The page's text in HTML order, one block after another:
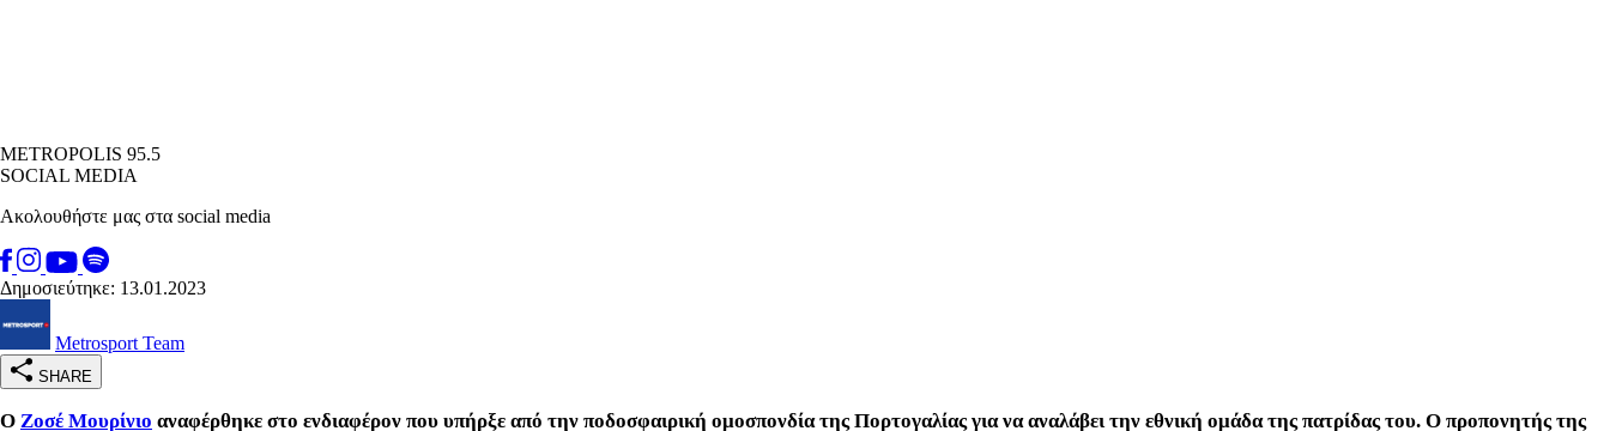
METROPOLIS 95.5
SOCIAL MEDIA
Ακολουθήστε μας στα social media
Δημοσιεύτηκε: 13.01.2023
Metrosport Team
SHARE
Ο Ζοσέ Μουρίνιο αναφέρθηκε στο ενδιαφέρον που υπήρξε από την ποδοσφαιρική ομοσπονδία της Πορτογαλίας για να αναλάβει την εθνική ομάδα της πατρίδας του. Ο προπονητής της